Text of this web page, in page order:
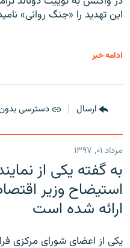
این تهدید را «جنگ روانی»
ادامه خبر
ارسال دسترسی
مرداد ۰۱, ۱۳۹۷
به گفته یکی از
استیضاح وزیر
ارائه شده است
یکی از اعضای شورای مرکزی